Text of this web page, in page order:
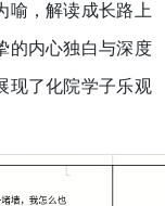
喻，解读成长路上
的内心独白与深度
现了化院学子乐观